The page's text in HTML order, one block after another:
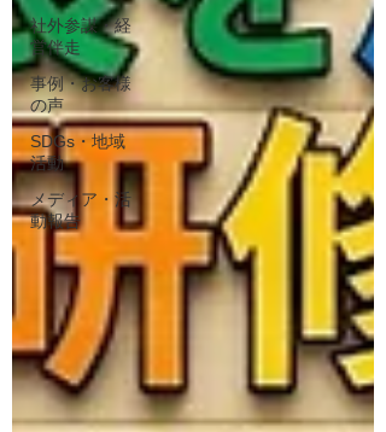
社外参謀・経
営伴走
事例・お客様
の声
SDGs・地域
活動
メディア・活
動報告